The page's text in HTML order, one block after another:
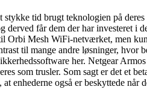
tid brugt teknologien på
får dem der har investeret i
Mesh WiFi-netværket, men
til mange andre løsninger,
her. Netgear
som trusler. Som sagt er det et
enhederne også er beskyttede